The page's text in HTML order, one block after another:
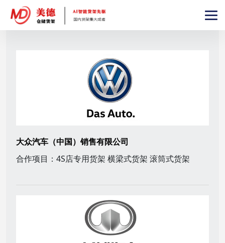
大众汽车（中国）销售有限公司
合作项目：4S店专用货架 横梁式货架 滚筒式货架